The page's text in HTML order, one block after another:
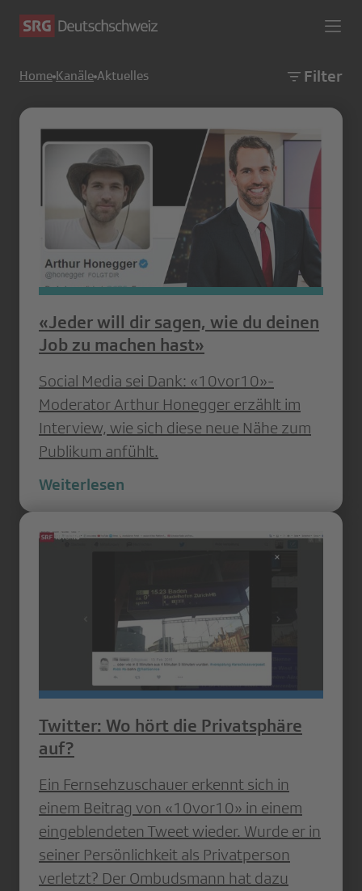
Home Kanäle Aktuelles Filter
«Jeder will dir sagen, wie du deinen
Job zu machen hast»
Social Media sei Dank: «10vor10»-
Moderator Arthur Honegger erzählt im
Interview, wie sich diese neue Nähe zum
Publikum anfühlt.
Weiterlesen
Twitter: Wo hört die Privatsphäre
auf?
Ein Fernsehzuschauer erkennt sich in
einem Beitrag von «10vor10» in einem
eingeblendeten Tweet wieder. Wurde er in
seiner Persönlichkeit als Privatperson
verletzt? Der Ombudsmann hat dazu